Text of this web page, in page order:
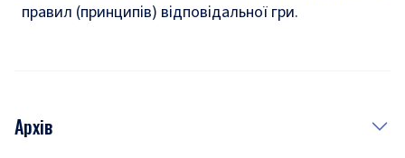
правил (принципів) відповідальної гри.
Архів